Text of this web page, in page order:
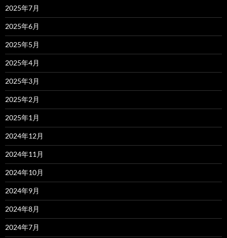
2025年7月
2025年6月
2025年5月
2025年4月
2025年3月
2025年2月
2025年1月
2024年12月
2024年11月
2024年10月
2024年9月
2024年8月
2024年7月